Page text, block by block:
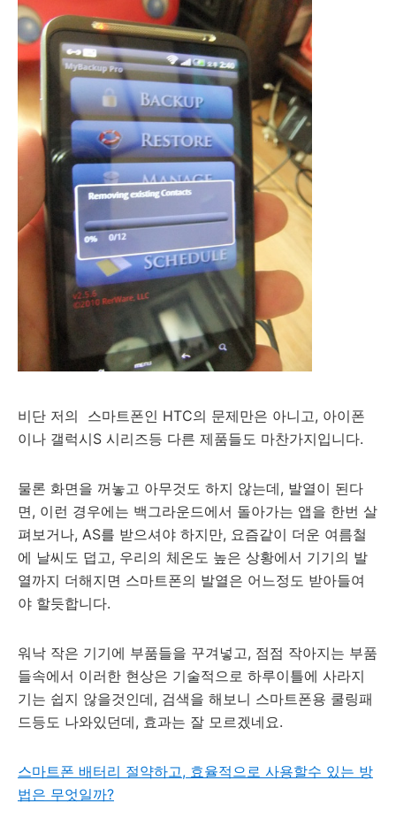
비단 저의 스마트폰인 HTC의 문제만은 아니고, 아이폰
이나 갤럭시S 시리즈등 다른 제품들도 마찬가지입니다.
물론 화면을 꺼놓고 아무것도 하지 않는데, 발열이 된다
면, 이런 경우에는 백그라운드에서 돌아가는 앱을 한번 살
펴보거나, AS를 받으셔야 하지만, 요즘같이 더운 여름철
에 날씨도 덥고, 우리의 체온도 높은 상황에서 기기의 발
열까지 더해지면 스마트폰의 발열은 어느정도 받아들여
야 할듯합니다.
워낙 작은 기기에 부품들을 꾸겨넣고, 점점 작아지는 부품
들속에서 이러한 현상은 기술적으로 하루이틀에 사라지
기는 쉽지 않을것인데, 검색을 해보니 스마트폰용 쿨링패
드등도 나와있던데, 효과는 잘 모르겠네요.
스마트폰 배터리 절약하고, 효율적으로 사용할수 있는 방
법은 무엇일까?